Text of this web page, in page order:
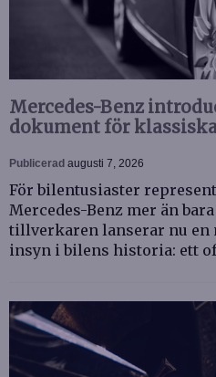
Mercedes-Benz
dokument för
Publicerad augusti 7, 2026
För bilentusiaster
Mercedes-Benz mer än
tillverkaren lanserar nu en
insyn i bilens historia: ett